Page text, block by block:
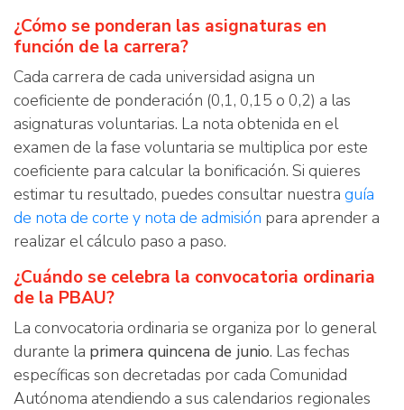
¿Cómo se ponderan las asignaturas en
función de la carrera?
Cada carrera de cada universidad asigna un
coeficiente de ponderación (0,1, 0,15 o 0,2) a las
asignaturas voluntarias. La nota obtenida en el
examen de la fase voluntaria se multiplica por este
coeficiente para calcular la bonificación. Si quieres
estimar tu resultado, puedes consultar nuestra guía
de nota de corte y nota de admisión para aprender a
realizar el cálculo paso a paso.
¿Cuándo se celebra la convocatoria ordinaria
de la PBAU?
La convocatoria ordinaria se organiza por lo general
durante la primera quincena de junio. Las fechas
específicas son decretadas por cada Comunidad
Autónoma atendiendo a sus calendarios regionales